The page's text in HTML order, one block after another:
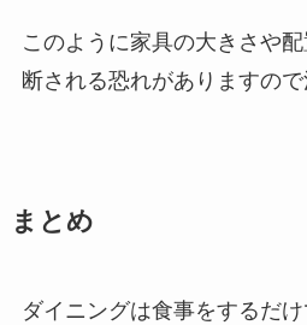
このように家具の大きさや
断される恐れがありますので
まとめ
ダイニングは食事をするだ